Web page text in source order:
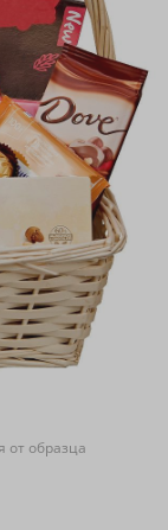
от образца